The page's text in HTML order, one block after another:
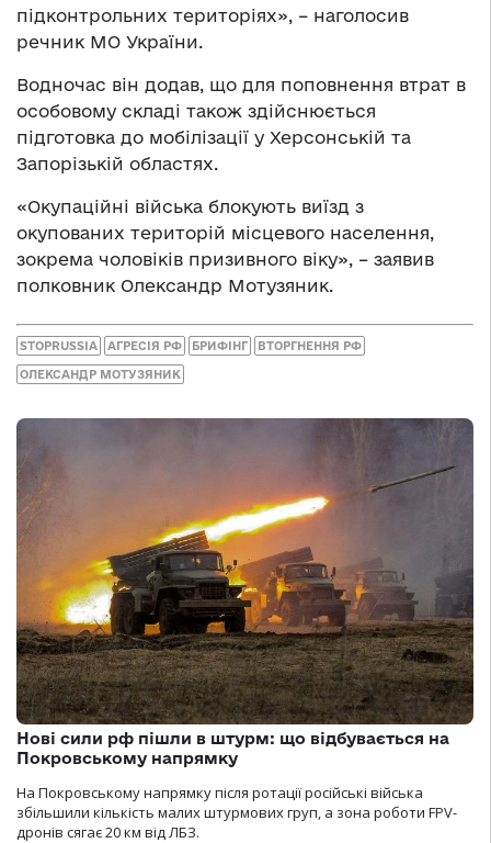
підконтрольних територіях», – наголосив
речник МО України.
Водночас він додав, що для поповнення втрат в
особовому складі також здійснюється
підготовка до мобілізації у Херсонській та
Запорізькій областях.
«Окупаційні війська блокують виїзд з
окупованих територій місцевого населення,
зокрема чоловіків призивного віку», – заявив
полковник Олександр Мотузяник.
STOPRUSSIA АГРЕСІЯ РФ БРИФІНГ ВТОРГНЕННЯ РФ
ОЛЕКСАНДР МОТУЗЯНИК
Нові сили рф пішли в штурм: що відбувається на
Покровському напрямку
На Покровському напрямку після ротації російські війська
збільшили кількість малих штурмових груп, а зона роботи FPV-
дронів сягає 20 км від ЛБЗ.